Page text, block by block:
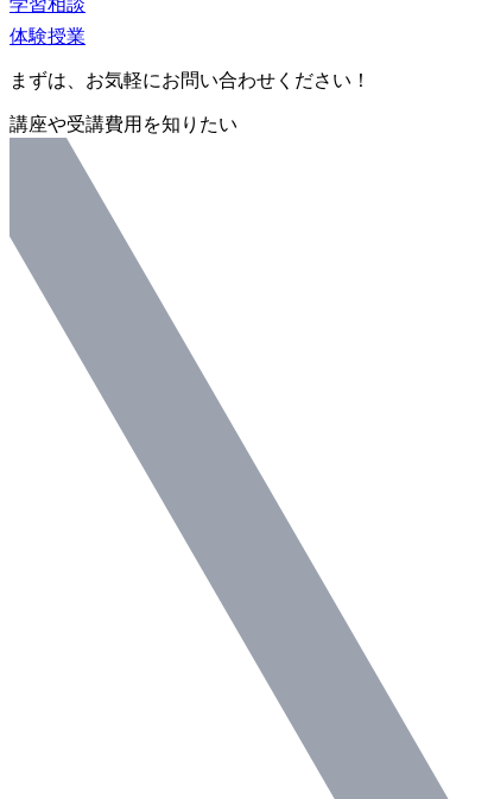
学習相談
体験授業
まずは、お気軽にお問い合わせください！
講座や受講費用を知りたい